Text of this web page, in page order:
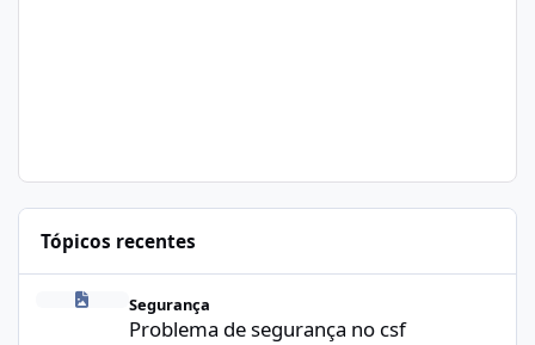
Tópicos recentes
Problema de segurança no csf
Segurança
Problema de segurança no csf